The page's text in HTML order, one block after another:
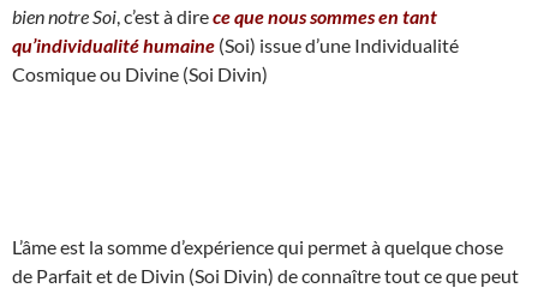
bien notre Soi , c’est à direce que nous sommes en tant
qu’individualité humaine (Soi) issue d’une Individualité
Cosmique ou Divine (Soi Divin)
L’âme est la somme d’expérience qui permet à quelque chose
de Parfait et de Divin (Soi Divin) de connaître tout ce que peut